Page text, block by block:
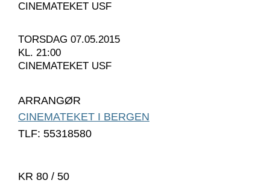
CINEMATEKET USF
TORSDAG 07.05.2015
KL. 21:00
CINEMATEKET USF
ARRANGØR
CINEMATEKET I BERGEN
TLF: 55318580
KR 80 / 50